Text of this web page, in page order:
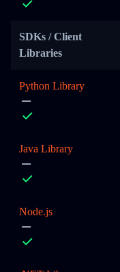
SDKs / Client
Libraries
Python Library
Java Library
Node.js